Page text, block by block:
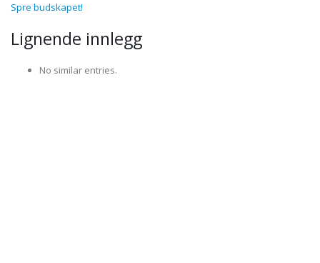
Spre budskapet!
Lignende innlegg
No similar entries.